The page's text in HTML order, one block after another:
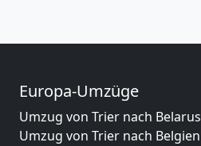
Europa-Umzüge
Umzug von Trier nach Belarus
Umzug von Trier nach Belgien